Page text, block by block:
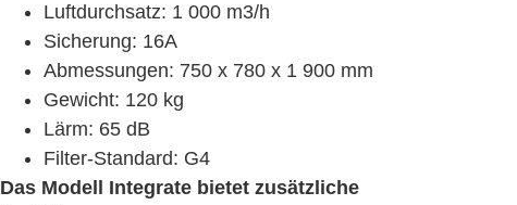
Luftdurchsatz: 1 000 m3/h
Sicherung: 16A
Abmessungen: 750 x 780 x 1 900 mm
Gewicht: 120 kg
Lärm: 65 dB
Filter-Standard: G4
Das Modell Integrate bietet zusätzliche